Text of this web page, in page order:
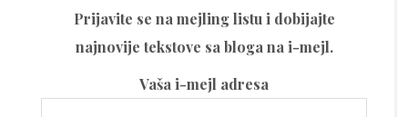
Prijavite se na mejling listu i dobijajte
najnovije tekstove sa bloga na i-mejl.
Vaša i-mejl adresa